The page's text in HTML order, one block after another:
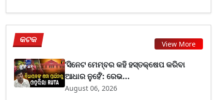
କଟକ View More
‘ସିନେଟ ମେମ୍ବର କହି ହସ୍ତକ୍ଷେପ କରିବା
ଆଧାର ନୁହେଁ’: ରେଭ...
August 06, 2026